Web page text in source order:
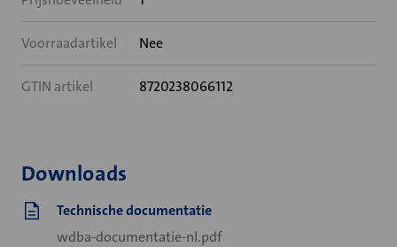
Voorraadartikel Nee
GTIN artikel 8720238066112
Downloads
Technische documentatie
wdba-documentatie-nl.pdf